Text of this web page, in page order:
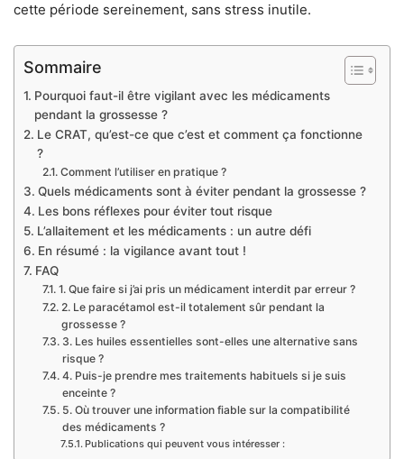
cette période sereinement, sans stress inutile.
Sommaire
Pourquoi faut-il être vigilant avec les médicaments
pendant la grossesse ?
Le CRAT, qu’est-ce que c’est et comment ça fonctionne
?
Comment l’utiliser en pratique ?
Quels médicaments sont à éviter pendant la grossesse ?
Les bons réflexes pour éviter tout risque
L’allaitement et les médicaments : un autre défi
En résumé : la vigilance avant tout !
FAQ
1. Que faire si j’ai pris un médicament interdit par erreur ?
2. Le paracétamol est-il totalement sûr pendant la
grossesse ?
3. Les huiles essentielles sont-elles une alternative sans
risque ?
4. Puis-je prendre mes traitements habituels si je suis
enceinte ?
5. Où trouver une information fiable sur la compatibilité
des médicaments ?
Publications qui peuvent vous intéresser :